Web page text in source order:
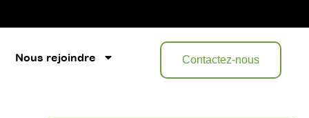
Nous rejoindre Contactez-nous